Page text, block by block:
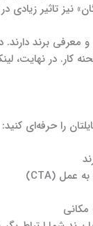
نیز تاثیر زیادی
برند
در نهایت،
را حرفه‌ای کنید: